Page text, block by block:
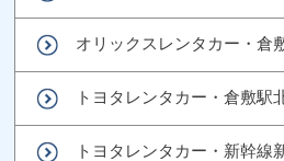
オリックスレンタカー・倉
トヨタレンタカー・倉敷駅
トヨタレンタカー・新幹線